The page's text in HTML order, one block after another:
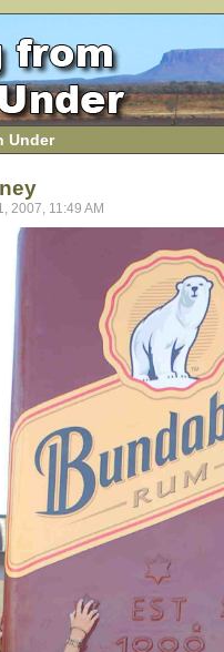
Under
2007, 11:49 AM